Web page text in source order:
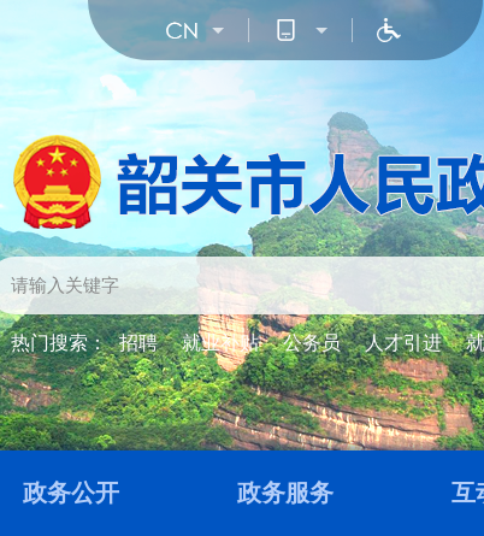
热门搜索： 招聘 就业补贴 公务员 人才引进
政务公开 政务服务 互